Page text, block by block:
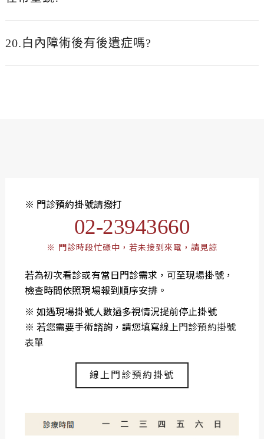
20.白內障術後有後遺症嗎?
※ 門診預約掛號請撥打
02-23943660
※ 門診時段忙碌中，若未接到來電，請見諒
若為初次看診或有當日門診需求，可至現場掛號，
檢查時間依照現場報到順序安排。
※ 如遇現場掛號人數過多視情況提前停止掛號
※ 若您需要手術諮詢，請您填寫線上門診預約掛號
表單
線上門診預約掛號